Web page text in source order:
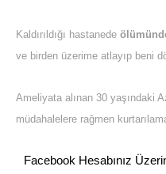
Kaldırıldığı hastanede
ve birden üzerime atlayıp beni
Ameliyata alınan 30 yaşındaki
müdahalelere rağmen
Facebook Hesabınız